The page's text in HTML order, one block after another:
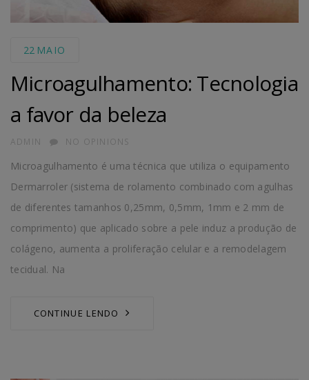
22 MAIO
Microagulhamento: Tecnologia
a favor da beleza
AUTHOR
ADMIN NO OPINIONS
Microagulhamento é uma técnica que utiliza o equipamento
Dermarroler (sistema de rolamento combinado com agulhas
de diferentes tamanhos 0,25mm, 0,5mm, 1mm e 2 mm de
comprimento) que aplicado sobre a pele induz a produção de
colágeno, aumenta a proliferação celular e a remodelagem
tecidual. Na
CONTINUE LENDO